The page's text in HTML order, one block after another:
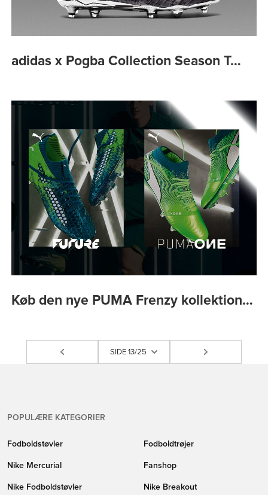
adidas x Pogba Collection Season T…
Køb den nye PUMA Frenzy kollektion…
SIDE 13/25
POPULÆRE KATEGORIER
Fodboldstøvler Fodboldtrøjer
Nike Mercurial Fanshop
Nike Fodboldstøvler Nike Breakout